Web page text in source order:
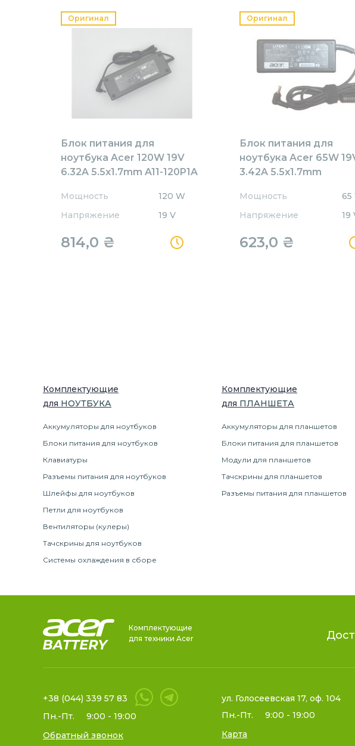
Оригинал
Блок питания для
ноутбука Acer 120W 19V
6.32A 5.5x1.7mm A11-120P1A
Мощность
120 W
Напряжение
19 V
814,0 ₴
Оригинал
Блок питания для
ноутбука Acer 65W
3.42A 5.5x1.7mm
Мощность
65
Напряжение
19
623,0 ₴
Комплектующие
для НОУТБУКА
Аккумуляторы для ноутбуков
Блоки питания для ноутбуков
Клавиатуры
Разъемы питания для ноутбуков
Шлейфы для ноутбуков
Петли для ноутбуков
Вентиляторы (кулеры)
Тачскрины для ноутбуков
Системы охлаждения в сборе
Комплектующие
для ПЛАНШЕТА
Аккумуляторы для планшетов
Блоки питания для планшетов
Модули для планшетов
Тачскрины для планшетов
Разъемы питания для планшетов
Комплектующие
для техники Acer
+38 (044) 339 57 83
Пн.-Пт.
9:00 - 19:00
Обратный звонок
ул. Голосеевская 17, оф. 104
Пн.-Пт.
9:00 - 19:00
Карта